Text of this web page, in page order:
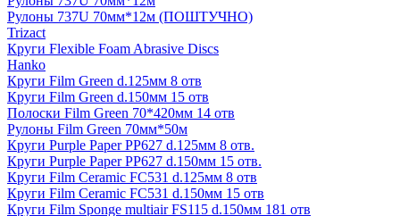
Рулоны 737U 70мм*12м (ПОШТУЧНО)
Trizact
Круги Flexible Foam Abrasive Discs
Hanko
Круги Film Green d.125мм 8 отв
Круги Film Green d.150мм 15 отв
Полоски Film Green 70*420мм 14 отв
Рулоны Film Green 70мм*50м
Круги Purple Paper PP627 d.125мм 8 отв.
Круги Purple Paper PP627 d.150мм 15 отв.
Круги Film Ceramic FC531 d.125мм 8 отв
Круги Film Ceramic FC531 d.150мм 15 отв
Круги Film Sponge multiair FS115 d.150мм 181 отв